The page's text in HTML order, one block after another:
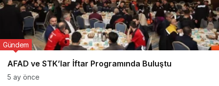
AFAD ve STK’lar İftar Programında Buluştu
Gündem
5 ay önce